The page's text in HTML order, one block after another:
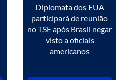
Diplomata dos EUA
participará de reunião
no TSE após Brasil negar
visto a oficiais
americanos